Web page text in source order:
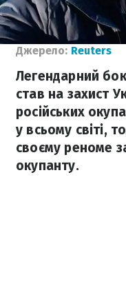
Джерело: Reuters
Легендарний
став на захист
російських
у всьому світі,
своєму реноме
окупанту.